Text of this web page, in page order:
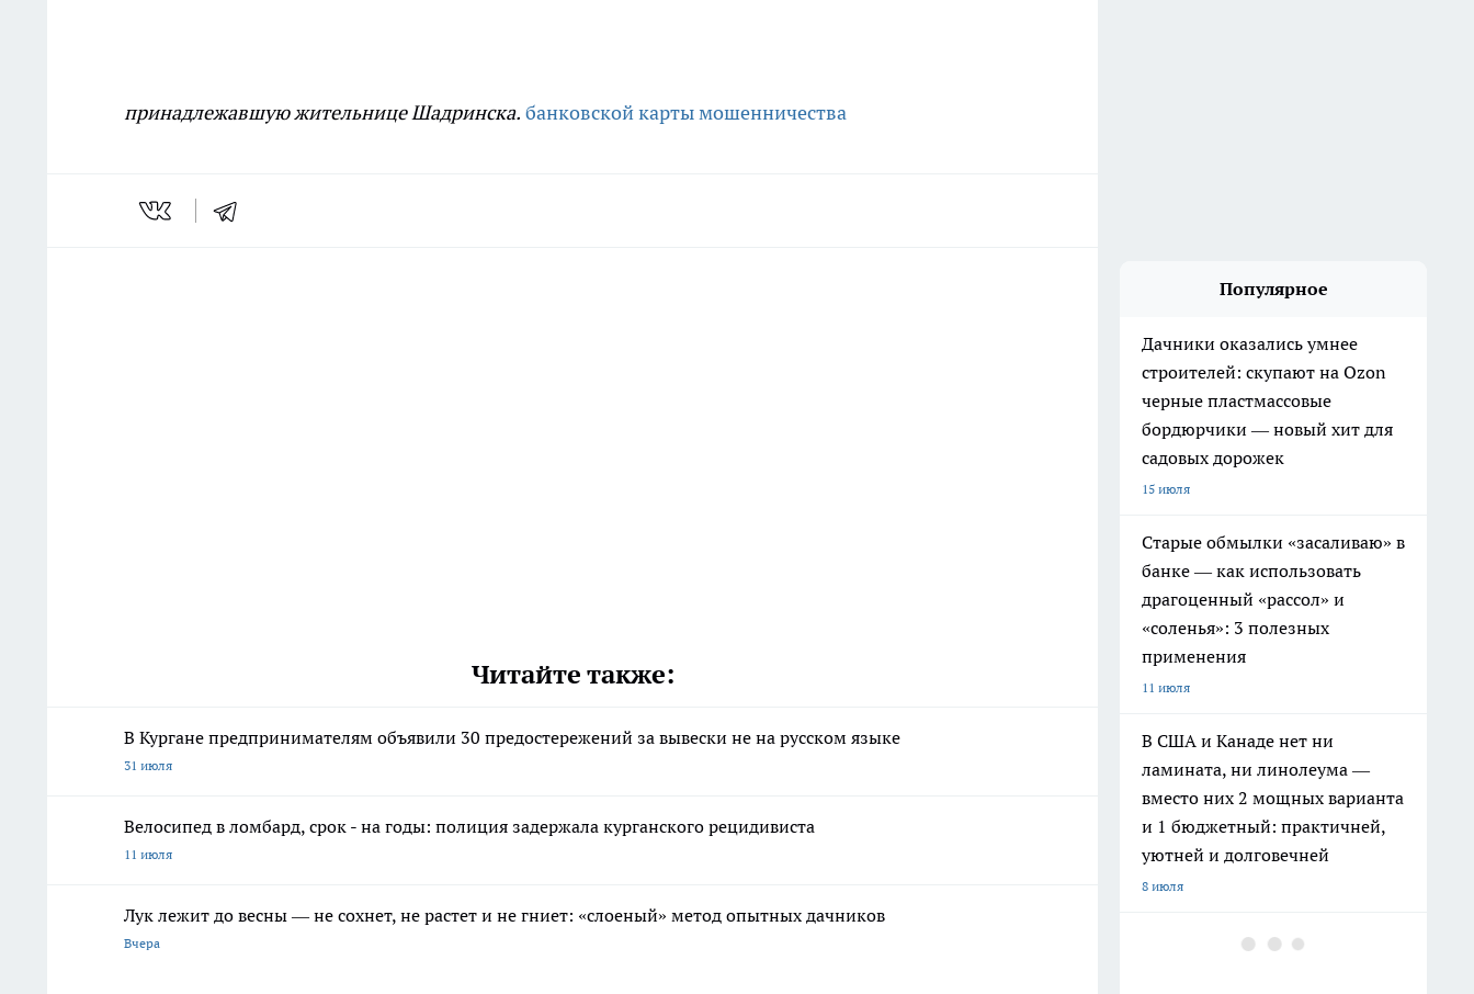
принадлежавшую жительнице Шадринска. банковской картымошенничества
Читайте также:
В Кургане предпринимателям объявили 30 предостережений за вывески не на русском языке
31 июля
Велосипед в ломбард, срок - на годы: полиция задержала курганского рецидивиста
11 июля
Лук лежит до весны — не сохнет, не растет и не гниет: «слоеный» метод опытных дачников
Вчера
Популярное
Дачники оказались умнее
строителей: скупают на Ozon
черные пластмассовые
бордюрчики — новый хит для
садовых дорожек
15 июля
Старые обмылки «засаливаю» в
банке — как использовать
драгоценный «рассол» и
«соленья»: 3 полезных
применения
11 июля
В США и Канаде нет ни
ламината, ни линолеума —
вместо них 2 мощных варианта
и 1 бюджетный: практичней,
уютней и долговечней
8 июля